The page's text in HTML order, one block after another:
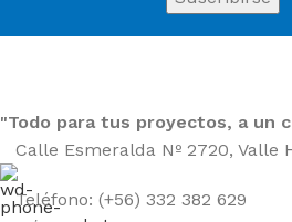
"Todo para tus proyectos, a un
Calle Esmeralda Nº 2720, Valle
Teléfono: (+56) 332 382 629